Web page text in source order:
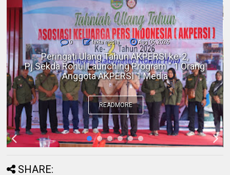
0 fakta media Aug 06, 2026
Polres Inhil bersama Pemkab Inhil dan
BKSDA Riau Perkuat Sinergi Tangani
Gangguan Kera Liar di Tembilahan
READMORE
SHARE: